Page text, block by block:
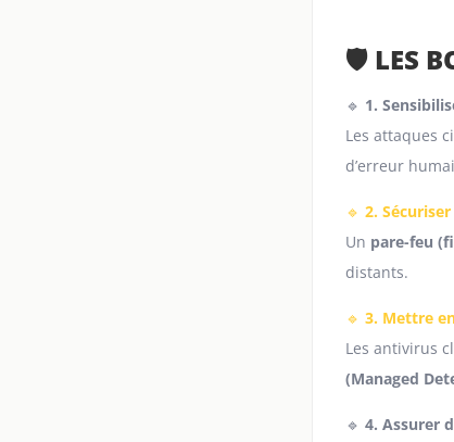
🛡️ LES
🔹 1.
Les attaques
d’erreur
🔹 2.
Un pare-feu
distants.
🔹 3. Mettre
Les antivirus
(Managed
🔹 4. Assurer